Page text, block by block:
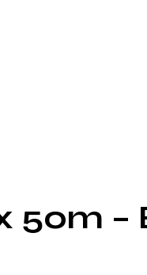
50m –